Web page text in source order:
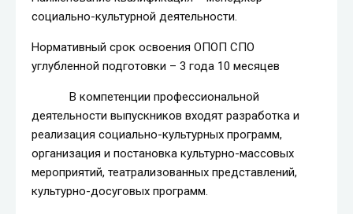
социально-культурной деятельности.
Нормативный срок освоения ОПОП СПО
углубленной подготовки – 3 года 10 месяцев
В компетенции профессиональной
деятельности выпускников входят разработка и
реализация социально-культурных программ,
организация и постановка культурно-массовых
мероприятий, театрализованных представлений,
культурно-досуговых программ.